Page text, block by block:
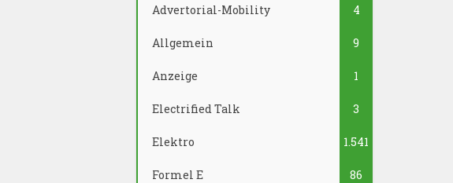
Advertorial-Mobility 4
Allgemein 9
Anzeige 1
Electrified Talk 3
Elektro 1.541
Formel E 86